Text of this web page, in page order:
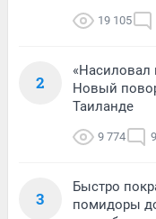
19 105
2
«Насиловал
Новый
Таиланде
9 774 9
3
Быстро
помидоры